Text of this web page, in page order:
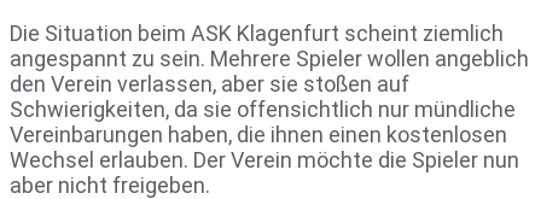
Die Situation beim ASK Klagenfurt scheint ziemlich
angespannt zu sein. Mehrere Spieler wollen angeblich
den Verein verlassen, aber sie stoßen auf
Schwierigkeiten, da sie offensichtlich nur mündliche
Vereinbarungen haben, die ihnen einen kostenlosen
Wechsel erlauben. Der Verein möchte die Spieler nun
aber nicht freigeben.